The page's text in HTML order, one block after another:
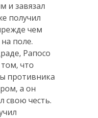
и завязал
получил
чем
поле.
Рапосо
что
противника
а он
свою честь.